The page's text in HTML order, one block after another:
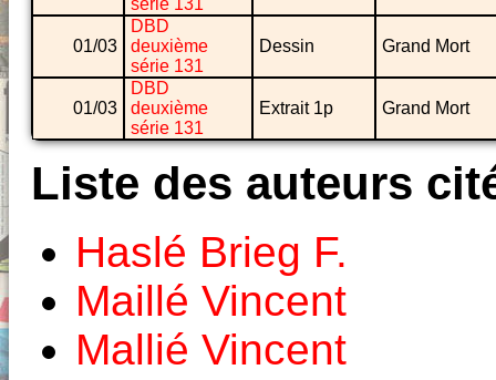
série 131
01/03
DBD
deuxième
série 131
Dessin Grand Mort
01/03
DBD
deuxième
série 131
Extrait 1p Grand Mort
Liste des auteurs
Haslé Brieg F.
Maillé Vincent
Mallié Vincent